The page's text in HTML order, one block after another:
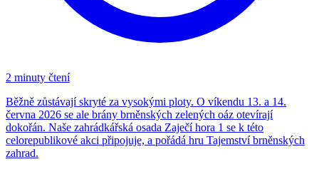
2 minuty čtení
Běžně zůstávají skryté za vysokými ploty. O víkendu 13. a 14.
června 2026 se ale brány brněnských zelených oáz otevírají
dokořán. Naše zahrádkářská osada Zaječí hora 1 se k této
celorepublikové akci připojuje, a pořádá hru Tajemství brněnských
zahrad.